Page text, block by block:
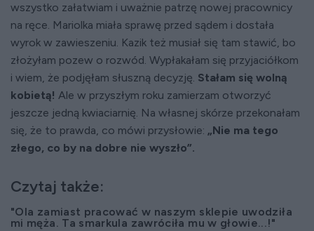
wszystko załatwiam i uważnie patrzę nowej pracownicy
na ręce. Mariolka miała sprawę przed sądem i dostała
wyrok w zawieszeniu. Kazik też musiał się tam stawić, bo
złożyłam pozew o rozwód. Wypłakałam się przyjaciółkom
i wiem, że podjęłam słuszną decyzję. Stałam się wolną
kobietą! Ale w przyszłym roku zamierzam otworzyć
jeszcze jedną kwiaciarnię. Na własnej skórze przekonałam
się, że to prawda, co mówi przysłowie: „Nie ma tego
złego, co by na dobre nie wyszło”.
Czytaj także:
"Ola zamiast pracować w naszym sklepie uwodziła
mi męża. Ta smarkula zawróciła mu w głowie...!"